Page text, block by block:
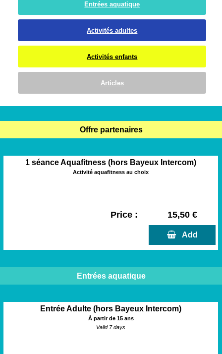
Entrées aquatique
Activités adultes
Activités enfants
Articles
Offre partenaires
1 séance Aquafitness (hors Bayeux Intercom)
Activité aquafitness au choix
Price : 15,50 €
Add
Entrées aquatique
Entrée Adulte (hors Bayeux Intercom)
À partir de 15 ans
Valid 7 days